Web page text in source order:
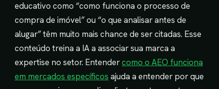
educativo como “como funciona o processo de
compra de imóvel” ou “o que analisar antes de
alugar” têm muito mais chance de ser citadas. Esse
conteúdo treina a IA a associar sua marca a
expertise no setor. Entendercomo o AEO funciona
em mercados específicos ajuda a entender por que